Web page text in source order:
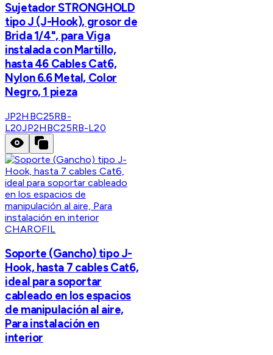
Sujetador STRONGHOLD
tipo J (J-Hook), grosor de
Brida 1/4", para Viga
instalada con Martillo,
hasta 46 Cables Cat6,
Nylon 6.6 Metal, Color
Negro, 1 pieza
JP2HBC25RB-
L20JP2HBC25RB-L20
CHAROFIL
Soporte (Gancho) tipo J-
Hook, hasta 7 cables Cat6,
ideal para soportar
cableado en los espacios
de manipulación al aire,
Para instalación en
interior